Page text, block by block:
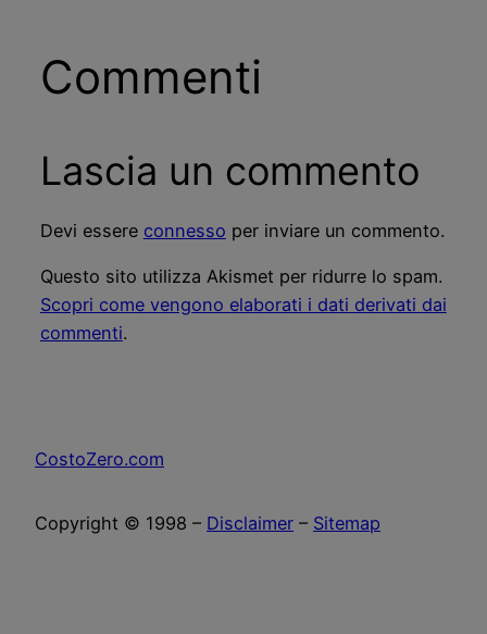
Commenti
Lascia un commento
Devi essere connesso per inviare un commento.
Questo sito utilizza Akismet per ridurre lo spam.
Scopri come vengono elaborati i dati derivati dai
commenti.
CostoZero.com
Copyright © 1998 – Disclaimer – Sitemap